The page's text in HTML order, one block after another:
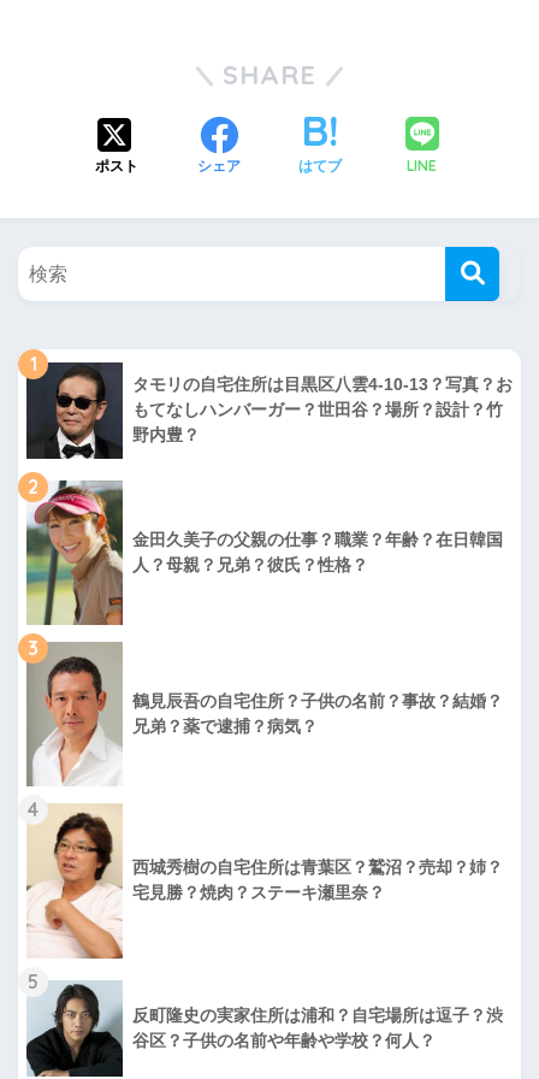
SHARE
ポスト シェア はてブ LINE
1
タモリの自宅住所は目黒区八雲4-10-13？写真？お
もてなしハンバーガー？世田谷？場所？設計？竹
野内豊？
2
金田久美子の父親の仕事？職業？年齢？在日韓国
人？母親？兄弟？彼氏？性格？
3
鶴見辰吾の自宅住所？子供の名前？事故？結婚？
兄弟？薬で逮捕？病気？
4
西城秀樹の自宅住所は青葉区？鷲沼？売却？姉？
宅見勝？焼肉？ステーキ瀬里奈？
5
反町隆史の実家住所は浦和？自宅場所は逗子？渋
谷区？子供の名前や年齢や学校？何人？